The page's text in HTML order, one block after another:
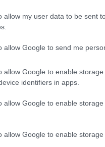
allow my user data to be sent
allow Google to send me
allow Google to enable
identifiers in apps.
allow Google to enable
allow Google to enable